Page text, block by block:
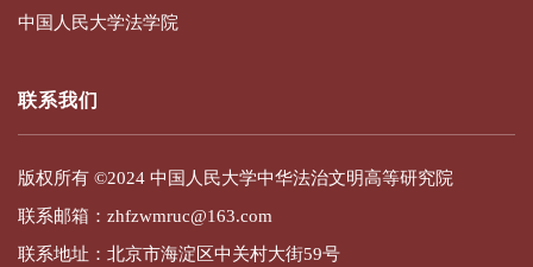
中国人民大学法学院
联系我们
版权所有 ©2024 中国人民大学中华法治文明高等研究院
联系邮箱：zhfzwmruc@163.com
联系地址：北京市海淀区中关村大街59号